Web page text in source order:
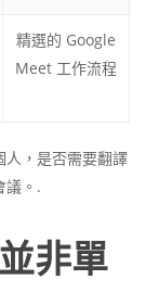
精選的 Google
Meet 工作流程
人，是否需要翻譯
議。.
非單